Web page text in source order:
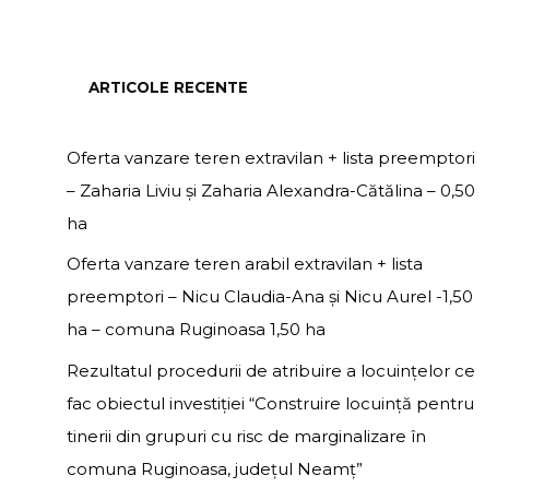
ARTICOLE RECENTE
Oferta vanzare teren extravilan + lista preemptori
– Zaharia Liviu și Zaharia Alexandra-Cătălina – 0,50
ha
Oferta vanzare teren arabil extravilan + lista
preemptori – Nicu Claudia-Ana și Nicu Aurel -1,50
ha – comuna Ruginoasa 1,50 ha
Rezultatul procedurii de atribuire a locuințelor ce
fac obiectul investiției “Construire locuință pentru
tinerii din grupuri cu risc de marginalizare în
comuna Ruginoasa, județul Neamț”